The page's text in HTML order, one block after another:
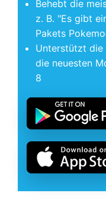
Behebt die
z. B. "Es gibt
Pakets
Unterstützt die
die neuesten
8